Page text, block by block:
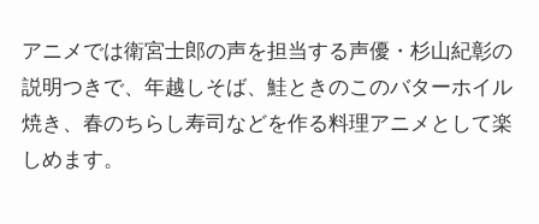
アニメでは衛宮士郎の声を担当する声優・杉山紀彰の
説明つきで、年越しそば、鮭ときのこのバターホイル
焼き、春のちらし寿司などを作る料理アニメとして楽
しめます。